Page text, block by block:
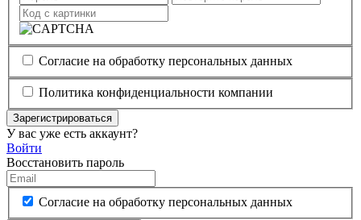
Согласие на обработку персональных данных
Политика конфиденциальности компании
Зарегистрироваться
У вас уже есть аккаунт?
Войти
Восстановить пароль
Согласие на обработку персональных данных